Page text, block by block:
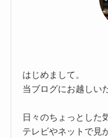
はじめまして。
当ブログにお越しい
日々のちょっとした
テレビやネットで見